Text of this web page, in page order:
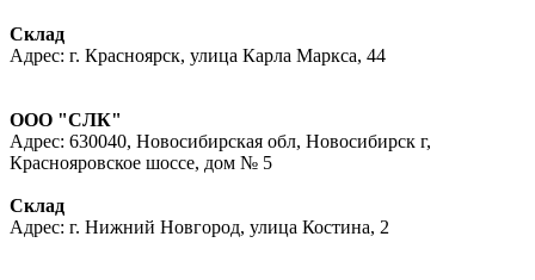
Склад
Адрес: г. Красноярск, улица Карла Маркса, 44
ООО "СЛК"
Адрес: 630040, Новосибирская обл, Новосибирск г,
Краснояровское шоссе, дом № 5
Склад
Адрес: г. Нижний Новгород, улица Костина, 2